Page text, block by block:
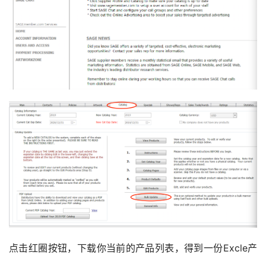
点击红圈按钮，下载你当前的产品列表，得到一份Excle产